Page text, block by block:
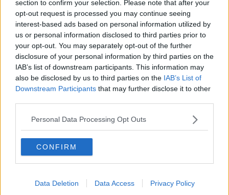
section to confirm your selection. Please note that after your
opt-out request is processed you may continue seeing
interest-based ads based on personal information utilized by
us or personal information disclosed to third parties prior to
your opt-out. You may separately opt-out of the further
disclosure of your personal information by third parties on the
IAB’s list of downstream participants. This information may
also be disclosed by us to third parties on the IAB’s List of
Downstream Participants that may further disclose it to other
Personal Data Processing Opt Outs
CONFIRM
Data Deletion Data Access Privacy Policy
"La Vis Pesaro è una squadra che sa pressare, tener palla e con
grandi giocatori, di qualità - ha commentatomister Leonardo
Menichinidopo la partita -il gol subìto nei primi minuti ci ha
penalizzato. Nel secondo tempo, però, siamo ripartiti bene e
abbiamo avuto diverse occasioni. Avremmo potuto pareggiarla, ma
loro sono superiori a noi e il vantaggio ha indirizzato la partita".
Una lettura condivisa anche daRiccardo Martinelli. "Ci hanno
- ha detto - la Vis è una squadra scorbutica, che gioca sull'intensità.
Dopo il gol la partita è cambiata: pareggiarla, contro una squadra
così esperta, non è facile".
"Nel secondo tempo siamo stati bravi a riorganizzarci e abbiamo
- la squadra è viva, la prestazione c'è stata e ci dà fiducia
per le prossime partite.
Dobbiamo rimetterci subito al lavoro per